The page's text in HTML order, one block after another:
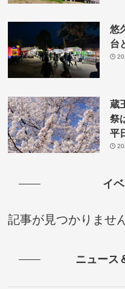
悠
台
蔵
祭
平
イ
記事が見つかりませ
ニュース